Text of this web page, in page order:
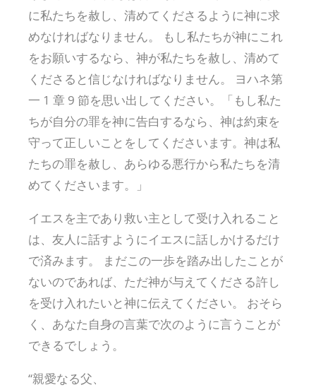
に私たちを赦し、清めてくださるように神に求
めなければなりません。 もし私たちが神にこれ
をお願いするなら、神が私たちを赦し、清めて
くださると信じなければなりません。 ヨハネ第
一 1 章 9 節を思い出してください。「もし私た
ちが自分の罪を神に告白するなら、神は約束を
守って正しいことをしてくださいます。神は私
たちの罪を赦し、あらゆる悪行から私たちを清
めてくださいます。」
イエスを主であり救い主として受け入れること
は、友人に話すようにイエスに話しかけるだけ
で済みます。 まだこの一歩を踏み出したことが
ないのであれば、ただ神が与えてくださる許し
を受け入れたいと神に伝えてください。 おそら
く、あなた自身の言葉で次のように言うことが
できるでしょう。
“親愛なる父、